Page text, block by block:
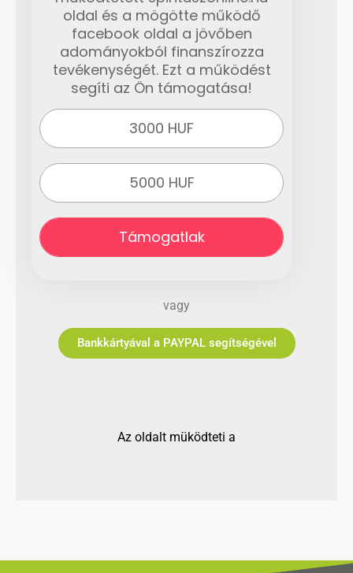
oldal és a mögötte működő
facebook oldal a jövőben
adományokból finanszírozza
tevékenységét. Ezt a működést
segíti az Ön támogatása!
3000 HUF
5000 HUF
Támogatlak
vagy
Bankkártyával a PAYPAL segítségével
Az oldalt müködteti a